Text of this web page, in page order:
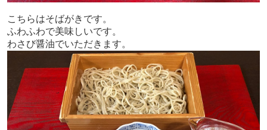
こちらはそばがきです。
ふわふわで美味しいです。
わさび醤油でいただきます。